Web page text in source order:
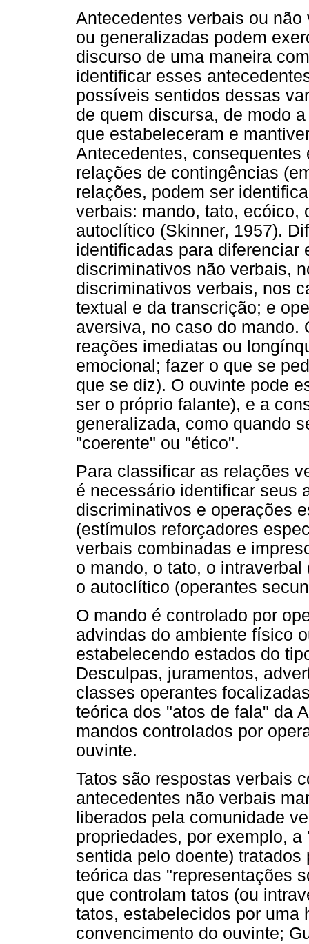
Antecedentes verbais ou
ou generalizadas podem
discurso de uma maneira
identificar esses
possíveis sentidos dessas
de quem discursa, de modo
que estabeleceram e
Antecedentes,
relações de contingências
relações, podem ser
verbais: mando, tato, ecóico,
autoclítico (Skinner, 1957).
identificadas para
discriminativos não verbais,
discriminativos verbais, nos
textual e da transcrição; e
aversiva, no caso do mando.
reações imediatas ou
emocional; fazer o que se
que se diz). O ouvinte pode
ser o próprio falante), e a
generalizada, como quando
"coerente" ou "ético".
Para classificar as relações
é necessário identificar seus
discriminativos e operações
(estímulos reforçadores
verbais combinadas e
o mando, o tato, o
o autoclítico (operantes
O mando é controlado por
advindas do ambiente físico
estabelecendo estados do
Desculpas, juramentos,
classes operantes
teórica dos "atos de fala" da
mandos controlados por
ouvinte.
Tatos são respostas verbais
antecedentes não verbais
liberados pela comunidade
propriedades, por exemplo,
sentida pelo doente)
teórica das "representações
que controlam tatos (ou
tatos, estabelecidos por uma
convencimento do ouvinte;